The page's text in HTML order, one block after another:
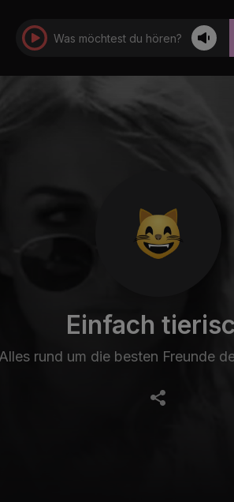
Was möchtest du hören?
Einfach
Alles rund um die besten Freunde